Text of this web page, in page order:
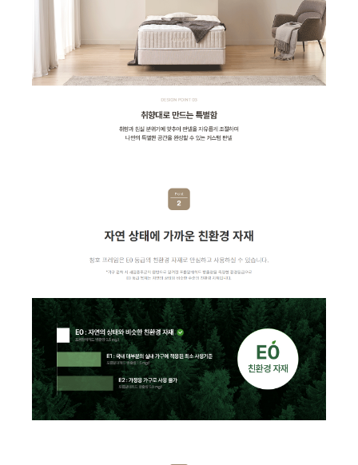
AP-16H7150 | 36,900
AP-10H4553 | 23,900
AP-35H9150 | 53,900
AP-11H5560 | 29
AV-06H3050 | 31,900